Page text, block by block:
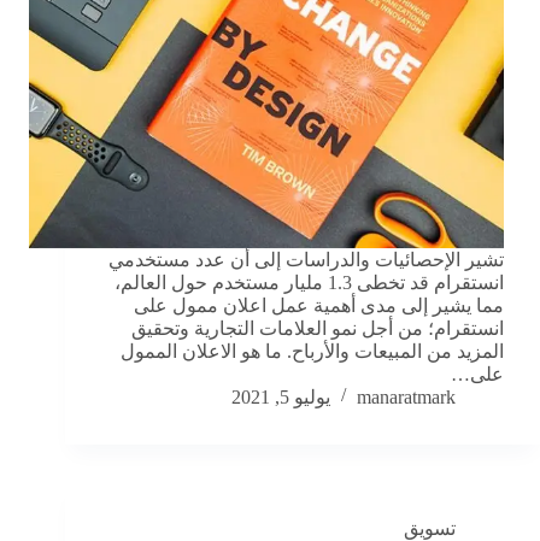
تشير الإحصائيات والدراسات إلى أن عدد مستخدمي
انستقرام قد تخطى 1.3 مليار مستخدم حول العالم،
مما يشير إلى مدى أهمية عمل اعلان ممول على
انستقرام؛ من أجل نمو العلامات التجارية وتحقيق
المزيد من المبيعات والأرباح. ما هو الاعلان الممول
على…
manaratmark
يوليو 5, 2021
تسويق